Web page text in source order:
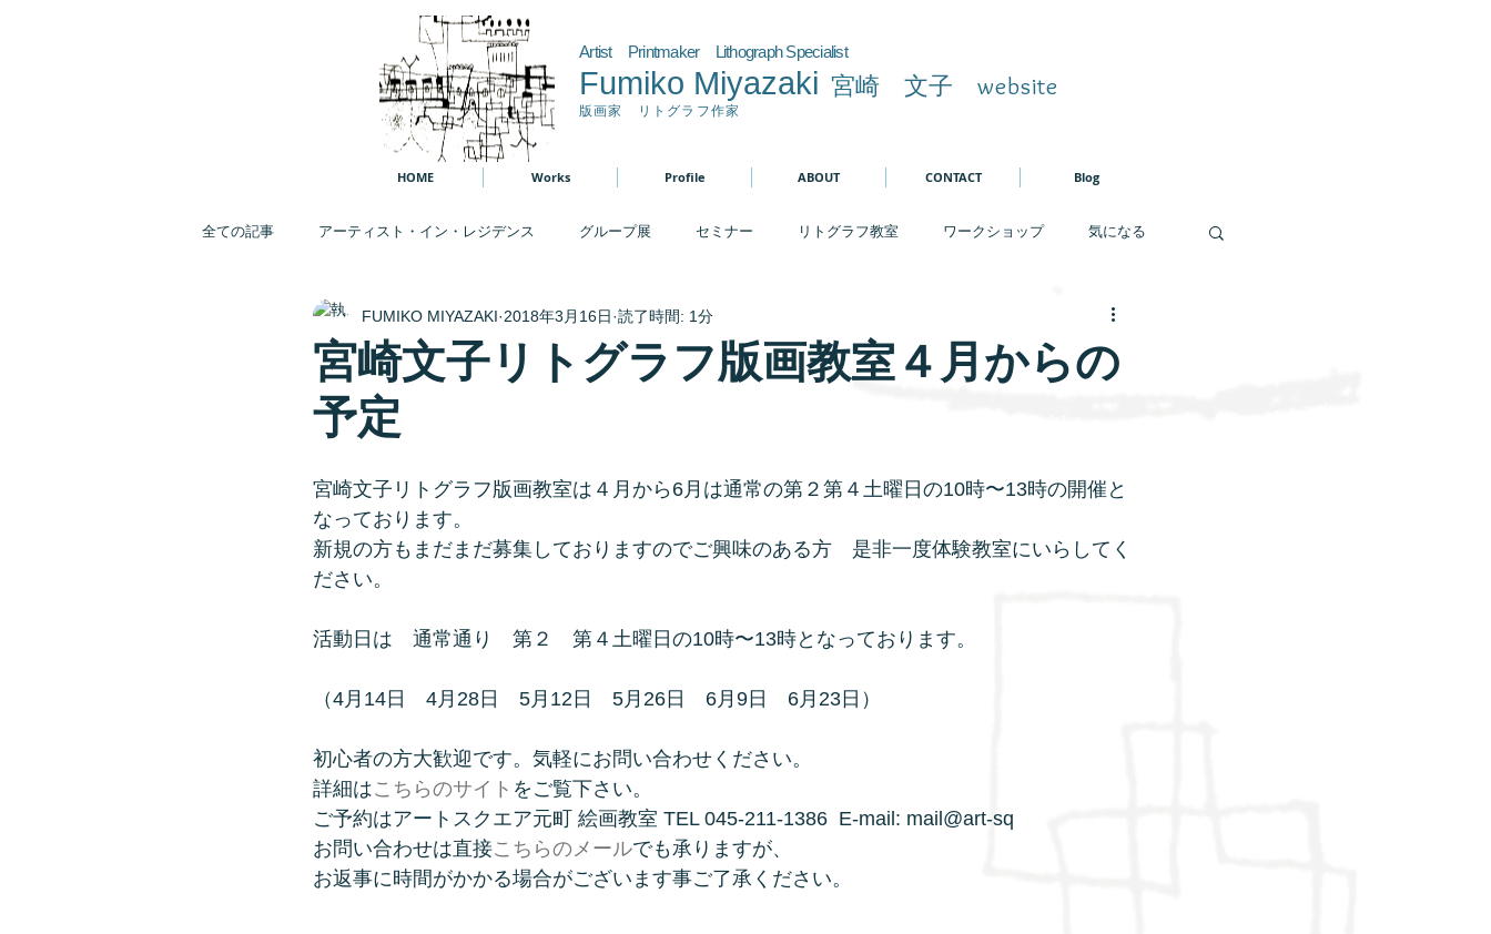
Artist Printmaker Lithograph Specialist
Fumiko Miyazaki 宮崎 文子 website
版画家 リトグラフ作家
HOME Works Profile ABOUT CONTACT Blog
全ての記事 アーティスト・イン・レジデンス グループ展 セミナー リトグラフ教室 ワークショップ 気になる
個展 展示 日常から 日本版画協会 版画教室
宮崎文子リトグラフ版画教室４月からの
予定
FUMIKO MIYAZAKI 2018年3月16日 読了時間: 1分
宮崎文子リトグラフ版画教室は４月から6月は通常の第２第４土曜日の10時〜13時の開催と
なっております。
新規の方もまだまだ募集しておりますのでご興味のある方　是非一度体験教室にいらしてく
ださい。
活動日は　通常通り　第２　第４土曜日の10時〜13時となっております。
（4月14日　4月28日　5月12日　5月26日　6月9日　6月23日）
初心者の方大歓迎です。気軽にお問い合わせください。
詳細はこちらのサイト をご覧下さい。
ご予約はアートスクエア元町 絵画教室 TEL 045-211-1386  E-mail: mail@art-sq
お問い合わせは直接こちらのメールでも承りますが、
お返事に時間がかかる場合がございます事ご了承ください。